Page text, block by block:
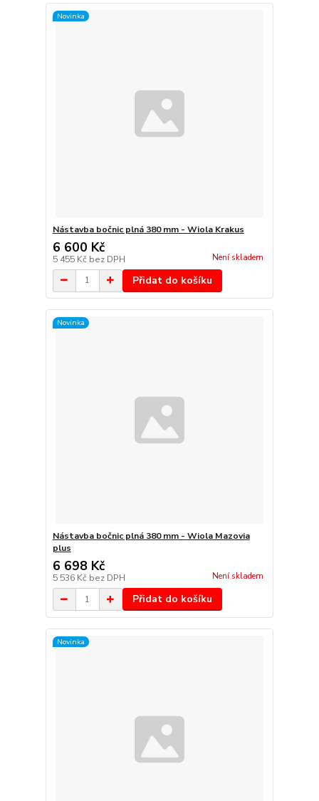
Novinka
Nástavba bočnic plná 380 mm - Wiola Krakus
6 600 Kč
5 455 Kč bez DPH Není skladem
Přidat do košíku
Novinka
Nástavba bočnic plná 380 mm - Wiola Mazovia
plus
6 698 Kč
5 536 Kč bez DPH Není skladem
Přidat do košíku
Novinka